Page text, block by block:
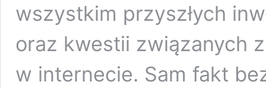
wszystkim przyszłych
oraz kwestii związanych
w internecie. Sam fakt